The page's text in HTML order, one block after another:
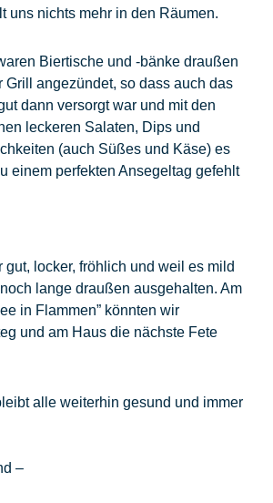
uns nichts mehr in den Räumen.
Biertische und -bänke draußen
Grill angezündet, so dass auch das
dann versorgt war und mit den
leckeren Salaten, Dips und
(auch Süßes und Käse) es
einem perfekten Ansegeltag gefehlt
gut, locker, fröhlich und weil es mild
lange draußen ausgehalten. Am
in Flammen” könnten wir
und am Haus die nächste Fete
alle weiterhin gesund und immer
–